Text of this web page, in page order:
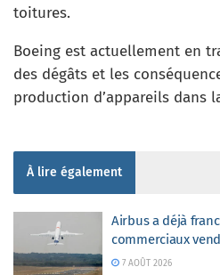
toitures.
Boeing est actuellement en
des dégâts et les
production d’appareils dans
À lire également
Airbus a déjà
commerciaux
7 AOÛT 2026